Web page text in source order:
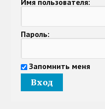
Имя пользователя:
Пароль:
Запомнить меня